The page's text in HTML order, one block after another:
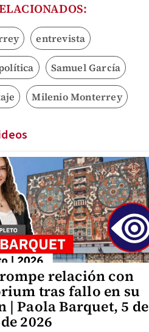
entrevista
Samuel García
Milenio Monterrey
relación con
tras fallo en su
| Paola Barquet, 5 de
2026